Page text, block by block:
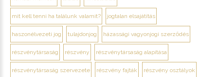
mit kell tenni ha találunk valamit? jogtalan elsajátítás
haszonélvezeti jog tulajdonjog házassági vagyonjogi szerződés
részvénytársaság részvény részvénytársaság alapítása
részvénytársaság szervezete részvény fajták részvény osztályok